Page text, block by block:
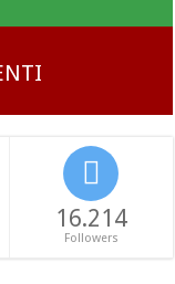
16.214
Followers